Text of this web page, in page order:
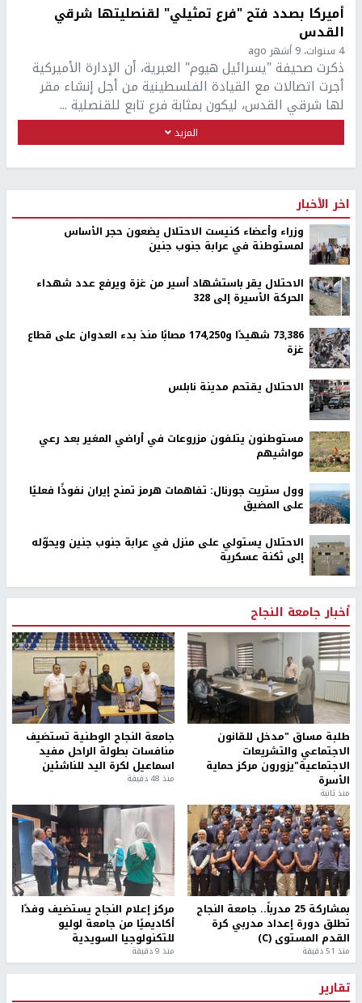
أميركا بصدد فتح "فرع تمثيلي" لقنصليتها شرقي
القدس
4 سنوات، 9 أشهر ago
ذكرت صحيفة "يسرائيل هيوم" العبرية، أن الإدارة الأميركية
أجرت اتصالات مع القيادة الفلسطينية من أجل إنشاء مقر
لها شرقي القدس، ليكون بمثابة فرع تابع للقنصلية ...
المزيد
اخر الأخبار
وزراء وأعضاء كنيست الاحتلال يضعون حجر الأساس
لمستوطنة في عرابة جنوب جنين
الاحتلال يقر باستشهاد أسير من غزة ويرفع عدد شهداء
الحركة الأسيرة إلى 328
73,386 شهيدًا و174,250 مصابًا منذ بدء العدوان على قطاع
غزة
الاحتلال يقتحم مدينة نابلس
مستوطنون يتلفون مزروعات في أراضي المغير بعد رعي
مواشيهم
وول ستريت جورنال: تفاهمات هرمز تمنح إيران نفوذًا فعليًا
على المضيق
الاحتلال يستولي على منزل في عرابة جنوب جنين ويحوّله
إلى ثكنة عسكرية
أخبار جامعة النجاح
طلبة مساق "مدخل للقانون
الاجتماعي والتشريعات
الاجتماعية"يزورون مركز حماية
الأسرة
منذ ثانية
جامعة النجاح الوطنية تستضيف
منافسات بطولة الراحل مفيد
اسماعيل لكرة اليد للناشئين
منذ 48 دقيقة
بمشاركة 25 مدرباً.. جامعة النجاح
تطلق دورة إعداد مدربي كرة
القدم المستوى (C)
منذ 51 دقيقة
مركز إعلام النجاح يستضيف وفدًا
أكاديميًا من جامعة لوليو
للتكنولوجيا السويدية
منذ 9 دقيقة
تقارير